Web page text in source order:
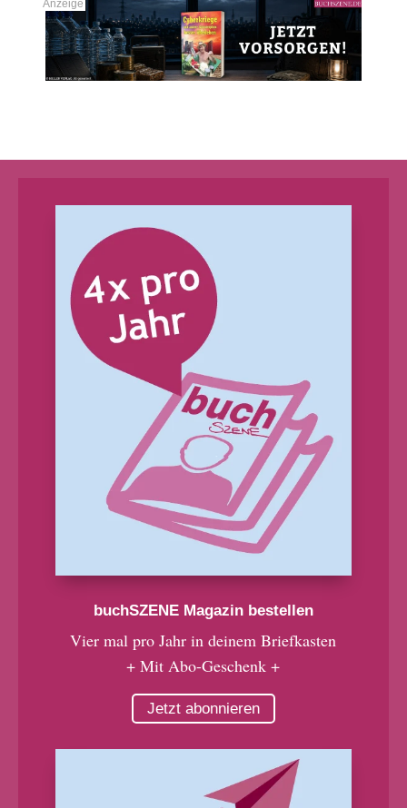
buchSZENE Magazin bestellen
Vier mal pro Jahr in deinem Briefkasten
+ Mit Abo-Geschenk +
Jetzt abonnieren